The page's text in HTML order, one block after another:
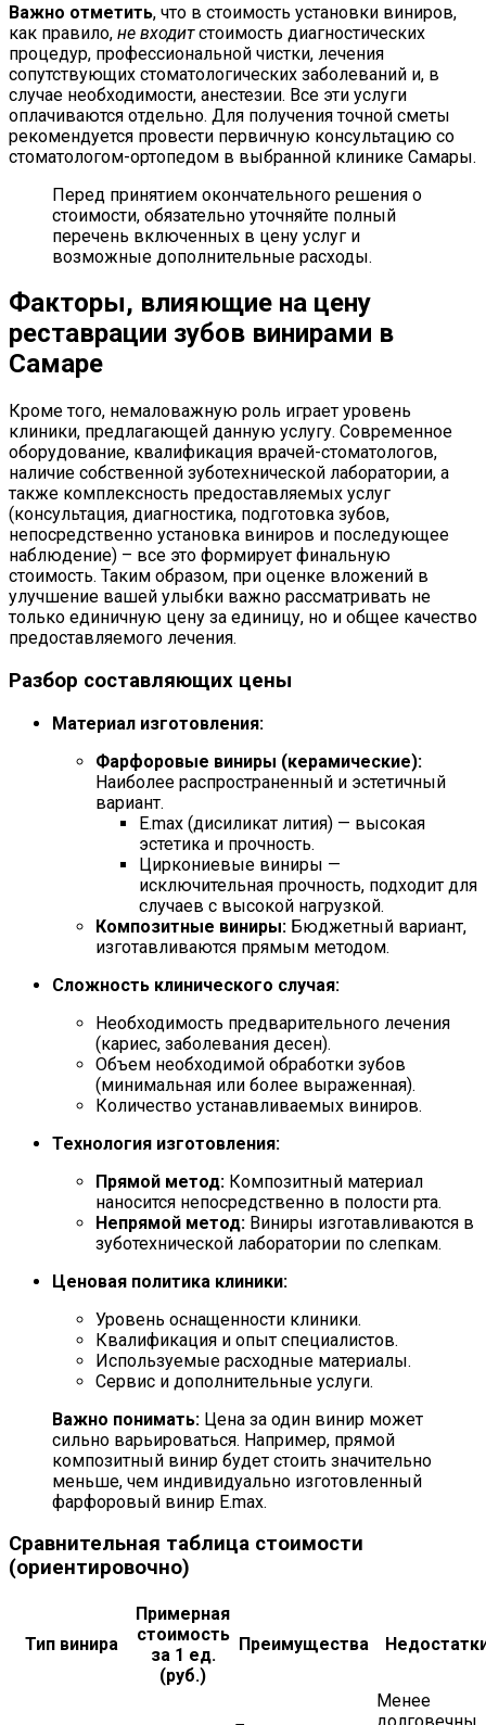
Важно отметить, что в стоимость установки виниров,
как правило, не входитстоимость диагностических
процедур, профессиональной чистки, лечения
сопутствующих стоматологических заболеваний и, в
случае необходимости, анестезии. Все эти услуги
оплачиваются отдельно. Для получения точной сметы
рекомендуется провести первичную консультацию со
стоматологом-ортопедом в выбранной клинике Самары.
Перед принятием окончательного решения о
стоимости, обязательно уточняйте полный
перечень включенных в цену услуг и
возможные дополнительные расходы.
Факторы, влияющие на цену
реставрации зубов винирами в
Самаре
Кроме того, немаловажную роль играет уровень
клиники, предлагающей данную услугу. Современное
оборудование, квалификация врачей-стоматологов,
наличие собственной зуботехнической лаборатории, а
также комплексность предоставляемых услуг
(консультация, диагностика, подготовка зубов,
непосредственно установка виниров и последующее
наблюдение) – все это формирует финальную
стоимость. Таким образом, при оценке вложений в
улучшение вашей улыбки важно рассматривать не
только единичную цену за единицу, но и общее качество
предоставляемого лечения.
Разбор составляющих цены
Материал изготовления:
Фарфоровые виниры (керамические):
Наиболее распространенный и эстетичный
вариант.
E.max (дисиликат лития) — высокая
эстетика и прочность.
Циркониевые виниры —
исключительная прочность, подходит для
случаев с высокой нагрузкой.
Композитные виниры: Бюджетный вариант,
изготавливаются прямым методом.
Сложность клинического случая:
Необходимость предварительного лечения
(кариес, заболевания десен).
Объем необходимой обработки зубов
(минимальная или более выраженная).
Количество устанавливаемых виниров.
Технология изготовления:
Прямой метод: Композитный материал
наносится непосредственно в полости рта.
Непрямой метод: Виниры изготавливаются в
зуботехнической лаборатории по слепкам.
Ценовая политика клиники:
Уровень оснащенности клиники.
Квалификация и опыт специалистов.
Используемые расходные материалы.
Сервис и дополнительные услуги.
Важно понимать: Цена за один винир может
сильно варьироваться. Например, прямой
композитный винир будет стоить значительно
меньше, чем индивидуально изготовленный
фарфоровый винир E.max.
Сравнительная таблица стоимости
(ориентировочно)
Тип винира
Примерная
стоимость
за 1 ед.
(руб.)
Преимущества
Менее